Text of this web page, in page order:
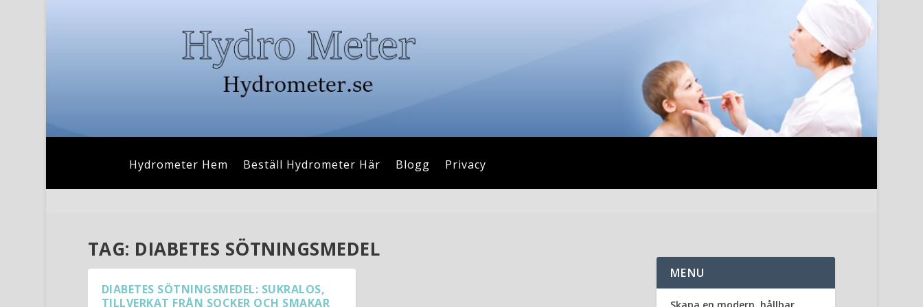
Hydrometer Hem Beställ Hydrometer Här Blogg Privacy
TAG: DIABETES SÖTNINGSMEDEL
DIABETES SÖTNINGSMEDEL: SUKRALOS,
TILLVERKAT FRÅN SOCKER OCH SMAKAR
MENU